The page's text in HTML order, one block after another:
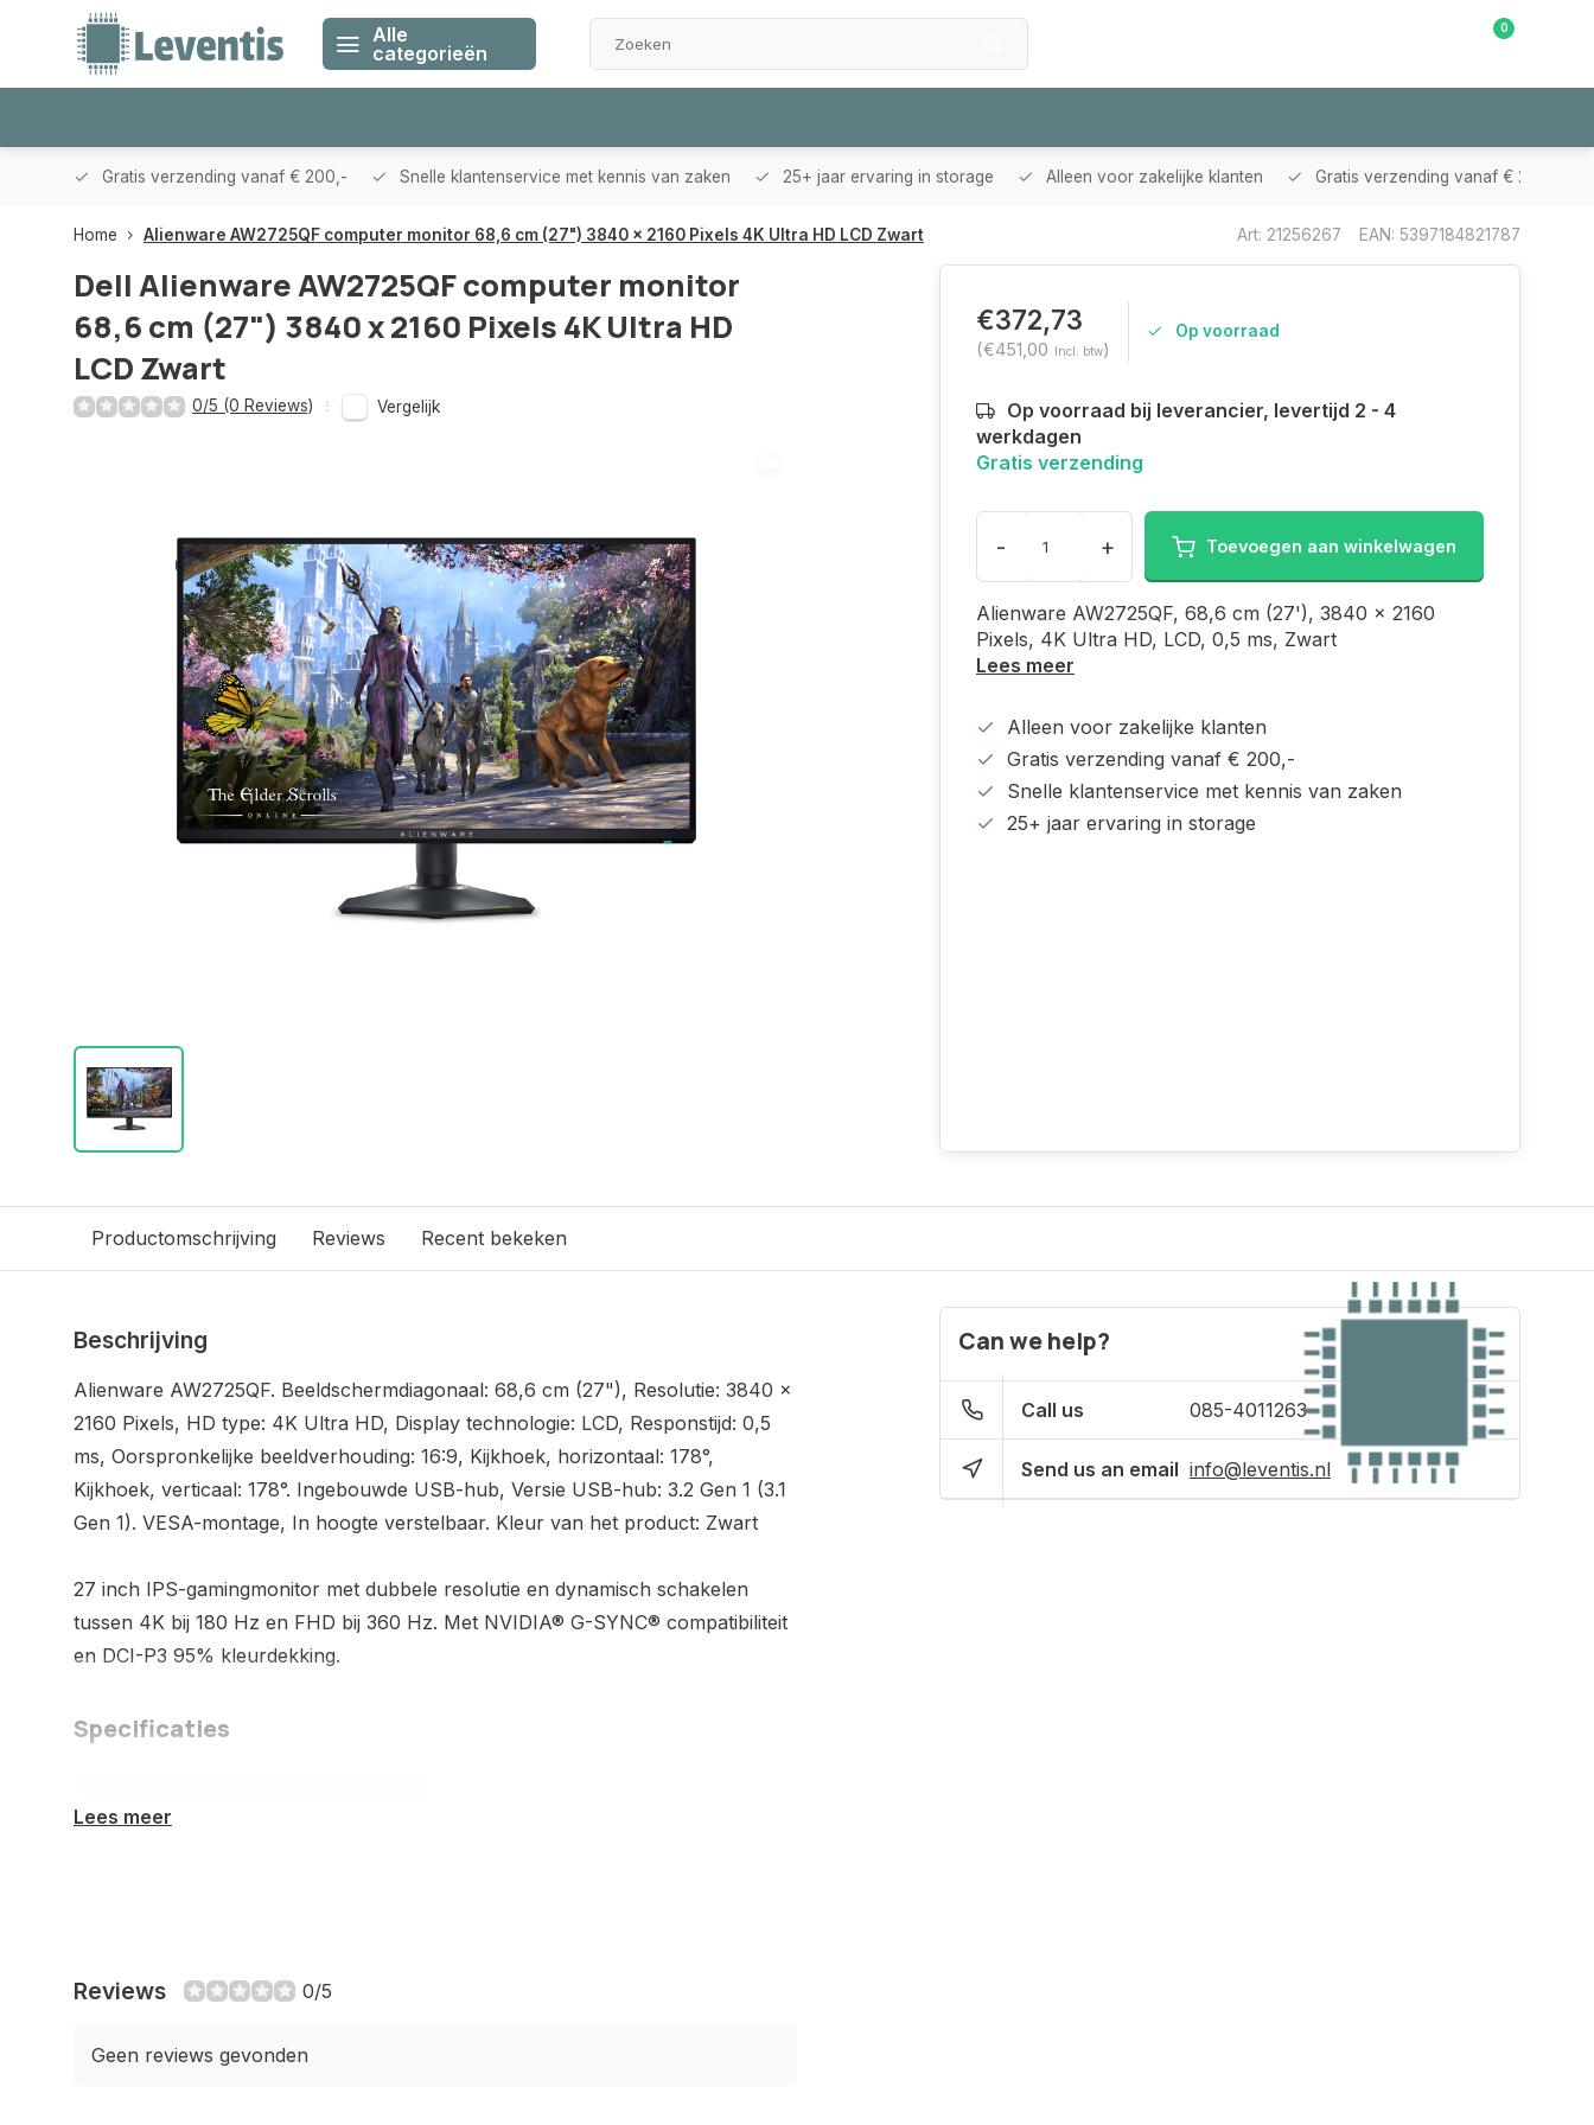
Alle
categorieën
0
Gratis verzending vanaf € 200,- Snelle klantenservice met kennis van zaken 25+ jaar ervaring in storage Alleen voor zakelijke klanten Gratis verzending vanaf € 200,-
Home Alienware AW2725QF computer monitor 68,6 cm (27") 3840 x 2160 Pixels 4K Ultra HD LCD Zwart Art: 21256267 EAN: 5397184821787
Dell Alienware AW2725QF computer monitor
68,6 cm (27") 3840 x 2160 Pixels 4K Ultra HD
LCD Zwart
0/5 (0 Reviews) Vergelijk
€372,73
(€451,00 Incl. btw)
Op voorraad
Op voorraad bij leverancier, levertijd 2 - 4
werkdagen
Gratis verzending
- + Toevoegen aan winkelwagen
Alienware AW2725QF, 68,6 cm (27'), 3840 x 2160
Pixels, 4K Ultra HD, LCD, 0,5 ms, Zwart
Lees meer
Alleen voor zakelijke klanten
Gratis verzending vanaf € 200,-
Snelle klantenservice met kennis van zaken
25+ jaar ervaring in storage
Productomschrijving Reviews Recent bekeken
Beschrijving
Alienware AW2725QF. Beeldschermdiagonaal: 68,6 cm (27"), Resolutie: 3840 x
2160 Pixels, HD type: 4K Ultra HD, Display technologie: LCD, Responstijd: 0,5
ms, Oorspronkelijke beeldverhouding: 16:9, Kijkhoek, horizontaal: 178°,
Kijkhoek, verticaal: 178°. Ingebouwde USB-hub, Versie USB-hub: 3.2 Gen 1 (3.1
Gen 1). VESA-montage, In hoogte verstelbaar. Kleur van het product: Zwart
27 inch IPS-gamingmonitor met dubbele resolutie en dynamisch schakelen
tussen 4K bij 180 Hz en FHD bij 360 Hz. Met NVIDIA® G-SYNC® compatibiliteit
en DCI-P3 95% kleurdekking.
Specificaties
Beeldscherm
Lees meer
Reviews 0/5
Geen reviews gevonden
Can we help?
Call us 085-4011263
Send us an email info@leventis.nl